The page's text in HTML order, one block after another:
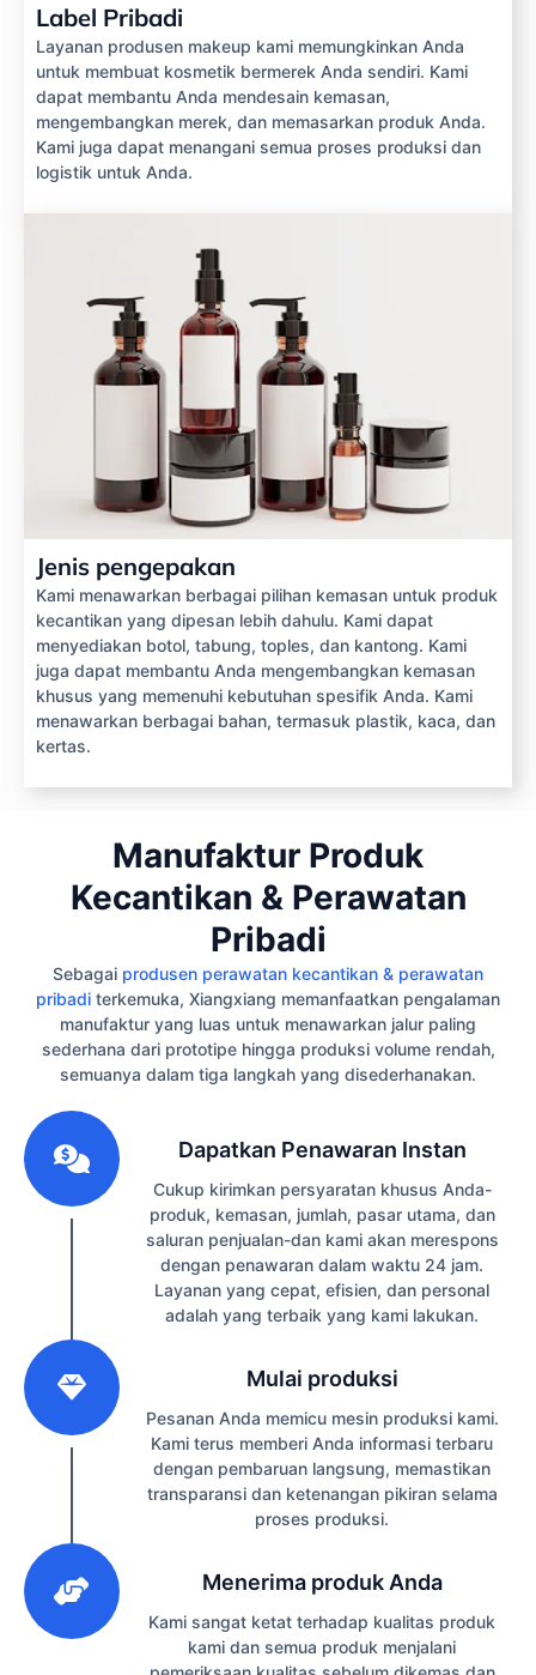
Label Pribadi
Layanan produsen makeup kami memungkinkan Anda
untuk membuat kosmetik bermerek Anda sendiri. Kami
dapat membantu Anda mendesain kemasan,
mengembangkan merek, dan memasarkan produk Anda.
Kami juga dapat menangani semua proses produksi dan
logistik untuk Anda.
Jenis pengepakan
Kami menawarkan berbagai pilihan kemasan untuk produk
kecantikan yang dipesan lebih dahulu. Kami dapat
menyediakan botol, tabung, toples, dan kantong. Kami
juga dapat membantu Anda mengembangkan kemasan
khusus yang memenuhi kebutuhan spesifik Anda. Kami
menawarkan berbagai bahan, termasuk plastik, kaca, dan
kertas.
Manufaktur Produk
Kecantikan & Perawatan
Pribadi
Sebagai produsen perawatan kecantikan & perawatan
pribadi terkemuka, Xiangxiang memanfaatkan pengalaman
manufaktur yang luas untuk menawarkan jalur paling
sederhana dari prototipe hingga produksi volume rendah,
semuanya dalam tiga langkah yang disederhanakan.
Dapatkan Penawaran Instan
Cukup kirimkan persyaratan khusus Anda-
produk, kemasan, jumlah, pasar utama, dan
saluran penjualan-dan kami akan merespons
dengan penawaran dalam waktu 24 jam.
Layanan yang cepat, efisien, dan personal
adalah yang terbaik yang kami lakukan.
Mulai produksi
Pesanan Anda memicu mesin produksi kami.
Kami terus memberi Anda informasi terbaru
dengan pembaruan langsung, memastikan
transparansi dan ketenangan pikiran selama
proses produksi.
Menerima produk Anda
Kami sangat ketat terhadap kualitas produk
kami dan semua produk menjalani